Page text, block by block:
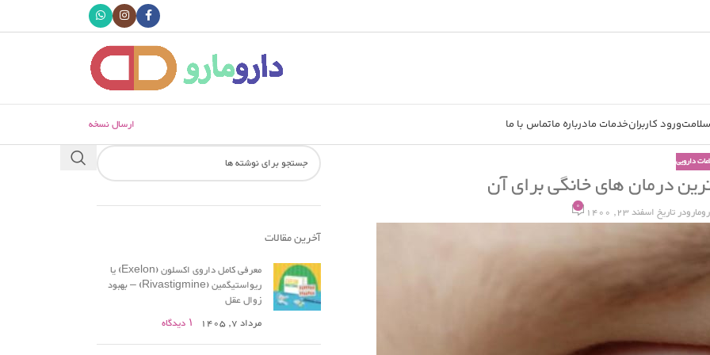
ورود کاربرانخدمات مادرباره ماتماس با ما ارسال نسخه
دارویی
در تاریخ اسفند 23, 1400 0
آخرین مقالات
معرفی کامل داروی اکسلون (Exelon) یا
ریواستیگمین (Rivastigmine) – بهبود
زوال عقل
مرداد 7, 1405
۱ دیدگاه